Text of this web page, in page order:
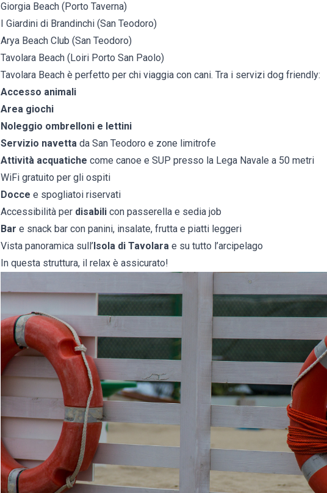
Giorgia Beach (Porto Taverna)
I Giardini di Brandinchi (San Teodoro)
Arya Beach Club (San Teodoro)
Tavolara Beach (Loiri Porto San Paolo)
Tavolara Beach è perfetto per chi viaggia con cani. Tra i servizi dog friendly:
Accesso animali
Area giochi
Noleggio ombrelloni e lettini
Servizio navetta da San Teodoro e zone limitrofe
Attività acquatiche come canoe e SUP presso la Lega Navale a 50 metri
WiFi gratuito per gli ospiti
Docce e spogliatoi riservati
Accessibilità per disabili con passerella e sedia job
Bar e snack bar con panini, insalate, frutta e piatti leggeri
Vista panoramica sull’ Isola di Tavolara e su tutto l’arcipelago
In questa struttura, il relax è assicurato!